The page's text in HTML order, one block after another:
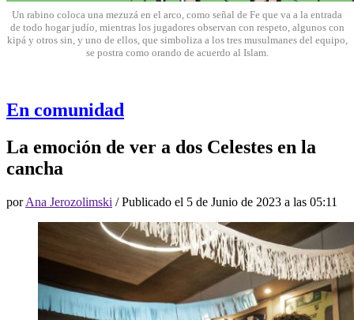
Un rabino coloca una mezuzá en el arco, como señal de Fe que va a la entrada
de todo hogar judío, mientras los jugadores observan con respeto, algunos con
kipá y otros sin, y uno de ellos, que simboliza a los tres musulmanes del equipo,
se postra como orando de acuerdo al Islam.
En comunidad
La emoción de ver a dos Celestes en la
cancha
porAna Jerozolimski / Publicado el 5 de Junio de 2023 a las 05:11